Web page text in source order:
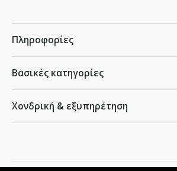
Πληροφορίες
Βασικές κατηγορίες
Χονδρική & εξυπηρέτηση